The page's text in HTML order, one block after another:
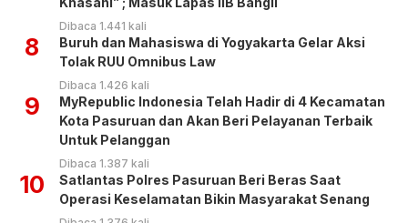
Dibaca 1.441 kali
8
Buruh dan Mahasiswa di Yogyakarta Gelar Aksi
Tolak RUU Omnibus Law
Dibaca 1.426 kali
9
MyRepublic Indonesia Telah Hadir di 4 Kecamatan
Kota Pasuruan dan Akan Beri Pelayanan Terbaik
Untuk Pelanggan
Dibaca 1.387 kali
10
Satlantas Polres Pasuruan Beri Beras Saat
Operasi Keselamatan Bikin Masyarakat Senang